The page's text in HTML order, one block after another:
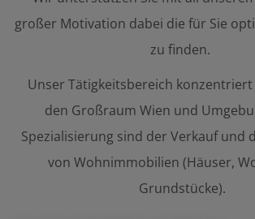
großer Motivation dabei die für Sie
zu finden.
Unser Tätigkeitsbereich
den Großraum Wien und
Spezialisierung sind der Verkauf und
von Wohnimmobilien (Häuser,
Grundstücke).